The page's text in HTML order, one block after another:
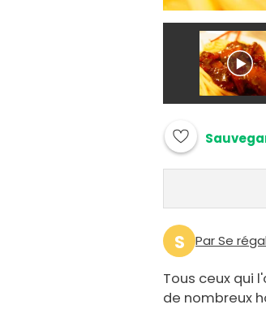
S Par Se
Tous ceux qui
de nombreux